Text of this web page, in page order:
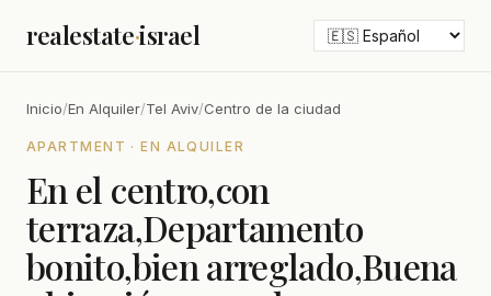
realestate·israel
Inicio/En Alquiler/Tel Aviv/Centro de la ciudad
APARTMENT · EN ALQUILER
En el centro,con
terraza,Departamento
bonito,bien arreglado,Buena